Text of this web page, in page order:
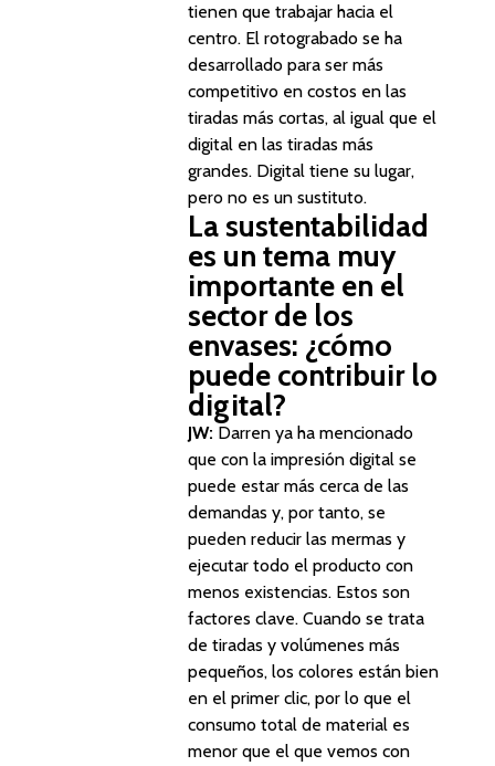
tienen que trabajar hacia el
centro. El rotograbado se ha
desarrollado para ser más
competitivo en costos en las
tiradas más cortas, al igual que el
digital en las tiradas más
grandes. Digital tiene su lugar,
pero no es un sustituto.
La sustentabilidad
es un tema muy
importante en el
sector de los
envases: ¿cómo
puede contribuir lo
digital?
JW: Darren ya ha mencionado
que con la impresión digital se
puede estar más cerca de las
demandas y, por tanto, se
pueden reducir las mermas y
ejecutar todo el producto con
menos existencias. Estos son
factores clave. Cuando se trata
de tiradas y volúmenes más
pequeños, los colores están bien
en el primer clic, por lo que el
consumo total de material es
menor que el que vemos con